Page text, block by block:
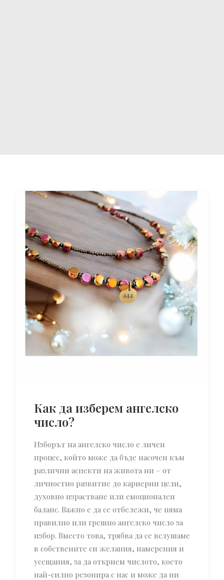
Как да изберем ангелско
число?
Изборът на ангелско число е личен
процес, който може да бъде насочен към
различни аспекти на живота ни – от
личностно развитие до кариерни цели,
духовно израстване или емоционален
баланс. Важно е да се отбележи, че няма
правилно или грешно ангелско число за
избор. Вместо това, трябва да се вслушаме
в собствените си желания, намерения и
усещания, за да открием числото, което
най-силно резонира с нас и може да ни